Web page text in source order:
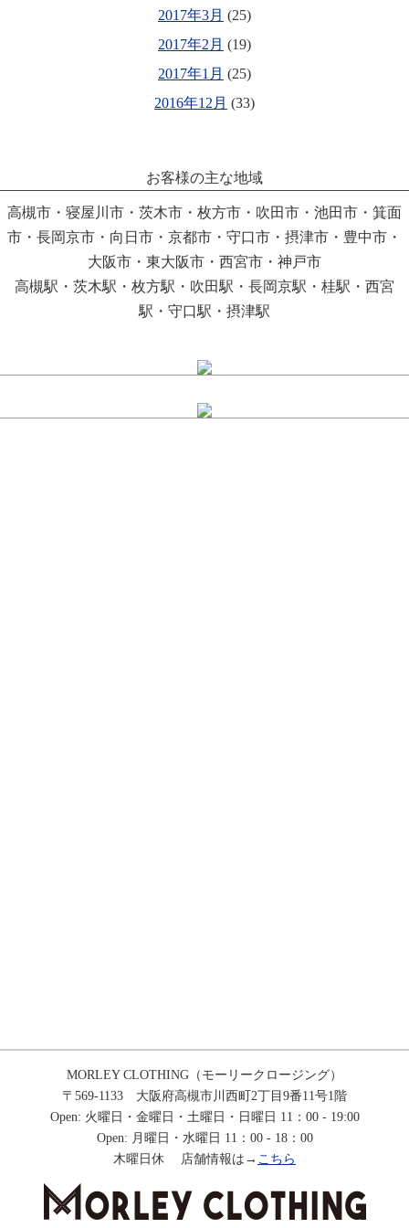
2017年3月 (25)
2017年2月 (19)
2017年1月 (25)
2016年12月 (33)
お客様の主な地域
高槻市・寝屋川市・茨木市・枚方市・吹田市・池田市・箕面
市・長岡京市・向日市・京都市・守口市・摂津市・豊中市・
大阪市・東大阪市・西宮市・神戸市
高槻駅・茨木駅・枚方駅・吹田駅・長岡京駅・桂駅・西宮
駅・守口駅・摂津駅
MORLEY CLOTHING（モーリークロージング）
〒569-1133 大阪府高槻市川西町2丁目9番11号1階
Open: 火曜日・金曜日・土曜日・日曜日 11：00 - 19:00
Open: 月曜日・水曜日 11：00 - 18：00
木曜日休 店舗情報は→ こちら